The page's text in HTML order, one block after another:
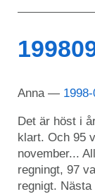
Anna
Det är höst i
klart. Och 95
november...
regningt, 97
regnigt.